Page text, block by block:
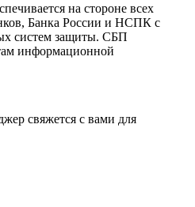
на стороне всех
Банка России и НСПК с
систем защиты. СБП
информационной
свяжется с вами для